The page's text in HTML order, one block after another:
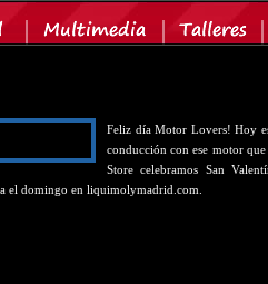
Feliz día Motor Lovers! Hoy
conducción con ese motor
Store celebramos San
el domingo en liquimolymadrid.com.